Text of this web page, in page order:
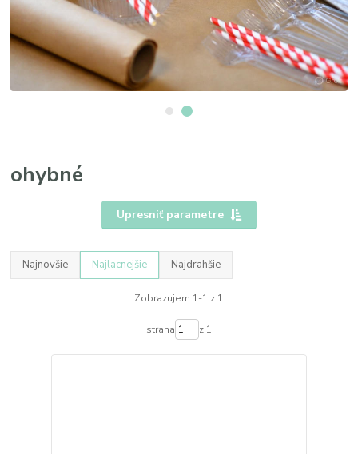
ohybné
Upresniť parametre
Najnovšie Najlacnejšie Najdrahšie
Zobrazujem 1-1 z 1
strana z 1